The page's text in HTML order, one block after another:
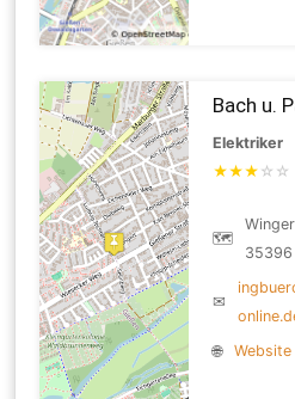
Bach u.
Elektriker
★★★ ☆ ☆
🗺
35396
✉
🌐
Website